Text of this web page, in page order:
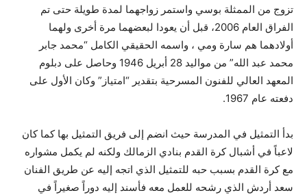
تزوج من الممثلة بوسي واستمر زواجهما لمدة طويلة حتى تم
الفراق العام 2006، قبل أن يعودا لبعضهما مرة أخرى ولهما
أولادهما هم سارة ومي ، واسمه الحقيقي الكامل “محمد جابر
محمد عبد الله” من مواليد 28 أبريل 1946 وحاصل على دبلوم
المعهد العالي للفنون المسرحية بتقدير “امتياز” وكان الأول على
دفعته عام 1967.
بدأ التمثيل في المدرسة حيث انضم إلى فريق التمثيل بها كما كان
لاعباً في أشبال كرة القدم بنادي الزمالك ولكنه لم يكمل مشواره
مع كرة القدم بسبب حبه للتمثيل الذي اتجه إليه عن طريق الفنان
سعد أردش الذي رشحه للعمل معه فأسند إليه دوراً صغيراً في